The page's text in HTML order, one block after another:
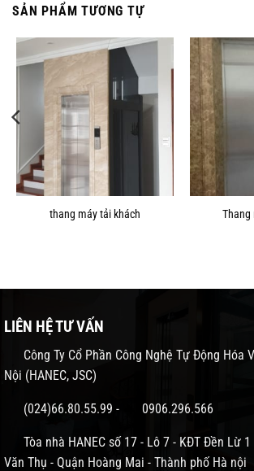
SẢN PHẨM TƯƠNG TỰ
thang máy tải khách Thang
LIÊN HỆ TƯ VẤN
Công Ty Cổ Phần Công Nghệ Tự Động Hóa
Nội (HANEC, JSC)
(024)66.80.55.99 - 0906.296.566
Tòa nhà HANEC số 17 - Lô 7 - KĐT Đền Lừ
Văn Thụ - Quận Hoàng Mai - Thành phố Hà nội